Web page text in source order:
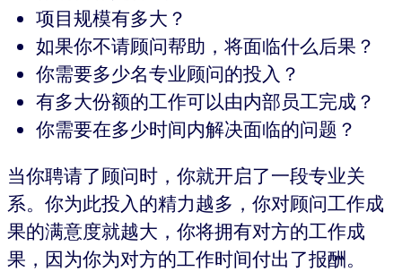
项目规模有多大？
如果你不请顾问帮助，将面临什么后果？
你需要多少名专业顾问的投入？
有多大份额的工作可以由内部员工完成？
你需要在多少时间内解决面临的问题？
当你聘请了顾问时，你就开启了一段专业关
系。你为此投入的精力越多，你对顾问工作成
果的满意度就越大，你将拥有对方的工作成
果，因为你为对方的工作时间付出了报酬。